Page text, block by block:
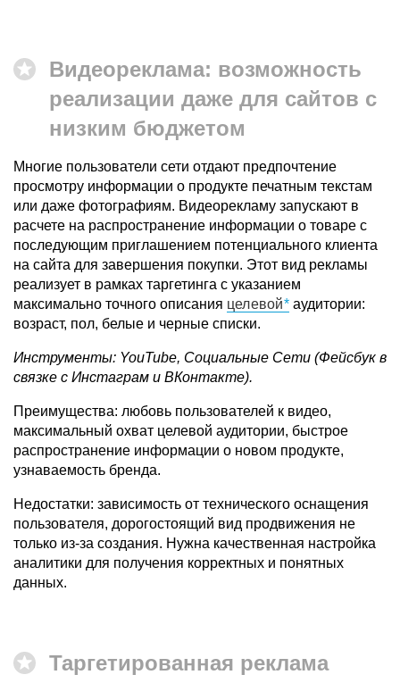
Видеореклама: возможность
реализации даже для сайтов с
низким бюджетом
Многие пользователи сети отдают предпочтение
просмотру информации о продукте печатным текстам
или даже фотографиям. Видеорекламу запускают в
расчете на распространение информации о товаре с
последующим приглашением потенциального клиента
на сайта для завершения покупки. Этот вид рекламы
реализует в рамках таргетинга с указанием
максимально точного описания целевой аудитории:
возраст, пол, белые и черные списки.
Инструменты: YouTube, Социальные Сети (Фейсбук в
связке с Инстаграм и ВКонтакте).
Преимущества: любовь пользователей к видео,
максимальный охват целевой аудитории, быстрое
распространение информации о новом продукте,
узнаваемость бренда.
Недостатки: зависимость от технического оснащения
пользователя, дорогостоящий вид продвижения не
только из-за создания. Нужна качественная настройка
аналитики для получения корректных и понятных
данных.
Таргетированная реклама